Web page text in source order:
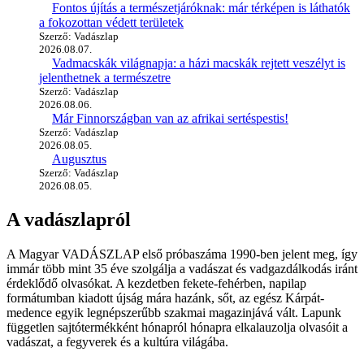
Fontos újítás a természetjáróknak: már térképen is láthatók
a fokozottan védett területek
Szerző: Vadászlap
2026.08.07.
Vadmacskák világnapja: a házi macskák rejtett veszélyt is
jelenthetnek a természetre
Szerző: Vadászlap
2026.08.06.
Már Finnországban van az afrikai sertéspestis!
Szerző: Vadászlap
2026.08.05.
Augusztus
Szerző: Vadászlap
2026.08.05.
A vadászlapról
A Magyar VADÁSZLAP első próbaszáma 1990-ben jelent meg, így
immár több mint 35 éve szolgálja a vadászat és vadgazdálkodás iránt
érdeklődő olvasókat. A kezdetben fekete-fehérben, napilap
formátumban kiadott újság mára hazánk, sőt, az egész Kárpát-
medence egyik legnépszerűbb szakmai magazinjává vált. Lapunk
független sajtótermékként hónapról hónapra elkalauzolja olvasóit a
vadászat, a fegyverek és a kultúra világába.